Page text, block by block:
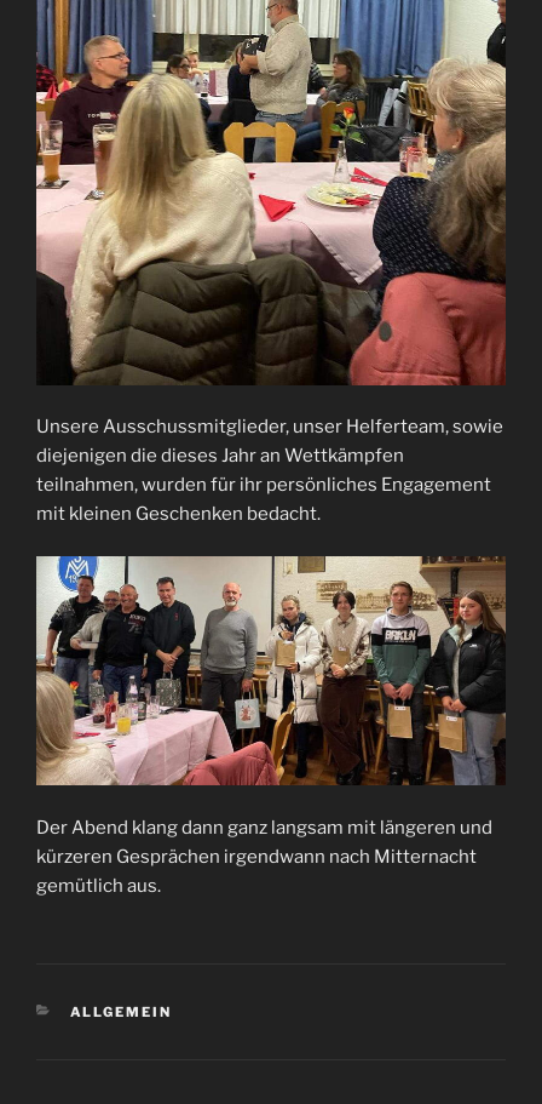
Unsere Ausschussmitglieder, unser Helferteam, sowie
diejenigen die dieses Jahr an Wettkämpfen
teilnahmen, wurden für ihr persönliches Engagement
mit kleinen Geschenken bedacht.
Der Abend klang dann ganz langsam mit längeren und
kürzeren Gesprächen irgendwann nach Mitternacht
gemütlich aus.
KATEGORIEN
ALLGEMEIN